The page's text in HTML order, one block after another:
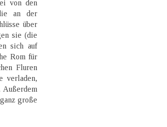
von den
an der
über
sie (die
sich auf
Rom für
Fluren
verladen,
Außerdem
große